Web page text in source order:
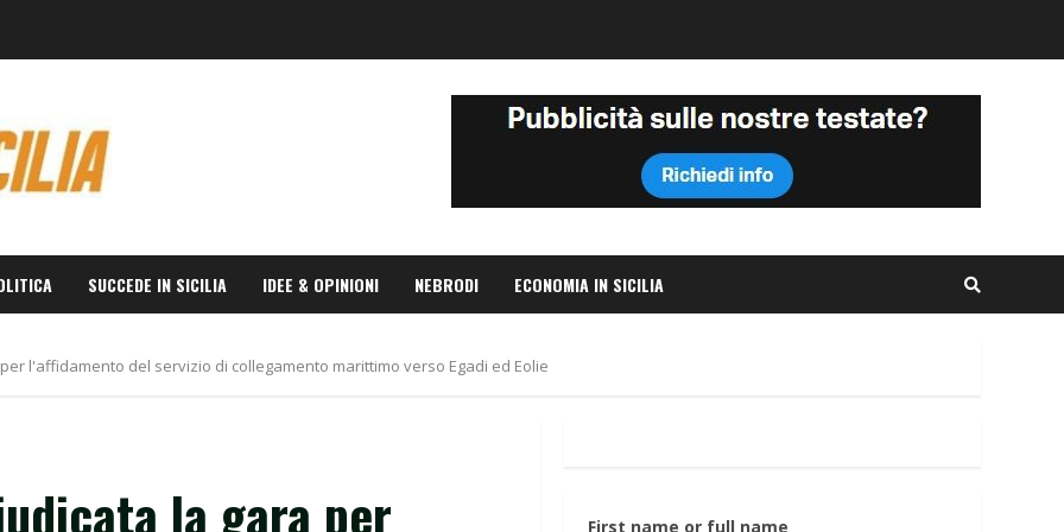
SUCCEDE IN SICILIA IDEE & OPINIONI NEBRODI ECONOMIA IN SICILIA
l'affidamento del servizio di collegamento marittimo verso Egadi ed Eolie
la gara per
First name or full name